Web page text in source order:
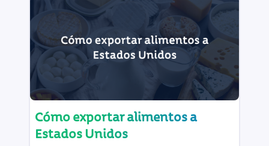
Cómo exportar alimentos a
Estados Unidos